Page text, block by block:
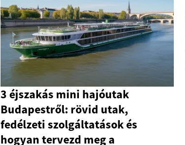
3 éjszakás mini hajóutak
Budapestről: rövid utak,
fedélzeti szolgáltatások és
hogyan tervezd meg a